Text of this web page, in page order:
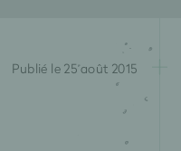
Publié le 25 août 2015